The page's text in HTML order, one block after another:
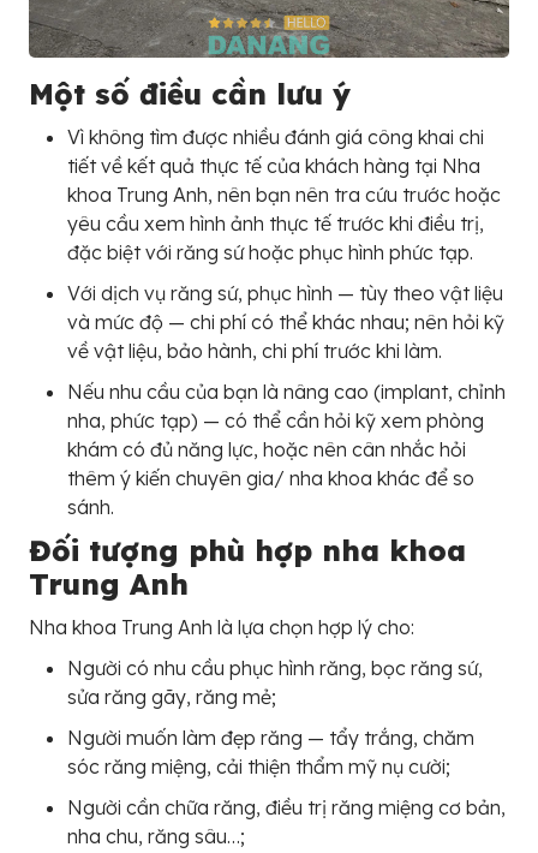
Một số điều cần lưu ý
Vì không tìm được nhiều đánh giá công khai chi
tiết về kết quả thực tế của khách hàng tại Nha
khoa Trung Anh, nên bạn nên tra cứu trước hoặc
yêu cầu xem hình ảnh thực tế trước khi điều trị,
đặc biệt với răng sứ hoặc phục hình phức tạp.
Với dịch vụ răng sứ, phục hình — tùy theo vật liệu
và mức độ — chi phí có thể khác nhau; nên hỏi kỹ
về vật liệu, bảo hành, chi phí trước khi làm.
Nếu nhu cầu của bạn là nâng cao (implant, chỉnh
nha, phức tạp) — có thể cần hỏi kỹ xem phòng
khám có đủ năng lực, hoặc nên cân nhắc hỏi
thêm ý kiến chuyên gia/ nha khoa khác để so
sánh.
Đối tượng phù hợp nha khoa
Trung Anh
Nha khoa Trung Anh là lựa chọn hợp lý cho:
Người có nhu cầu phục hình răng, bọc răng sứ,
sửa răng gãy, răng mẻ;
Người muốn làm đẹp răng — tẩy trắng, chăm
sóc răng miệng, cải thiện thẩm mỹ nụ cười;
Người cần chữa răng, điều trị răng miệng cơ bản,
nha chu, răng sâu…;